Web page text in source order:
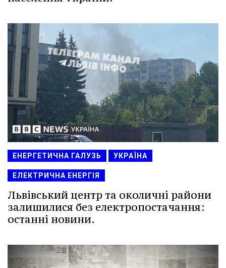
ЕНЕРГЕТИЧНА ГАЛУЗЬ УКРАЇНА
ЕЛЕКТРИЧНА ЕНЕРГІЯ
Львівський центр та околичні райони
залишилися без електропостачання:
останні новини.